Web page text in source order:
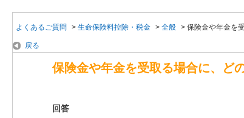
よくあるご質問 > 生命保険料控除・税金 > 全般 > 保険金や年金を
戻る
保険金や年金を受取る場合に、ど
回答